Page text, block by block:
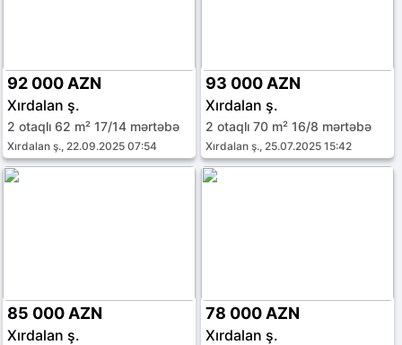
92 000 AZN
Xırdalan ş.
2 otaqlı 62 m² 17/14 mərtəbə
Xırdalan ş., 22.09.2025 07:54
93 000 AZN
Xırdalan ş.
2 otaqlı 70 m² 16/8 mərtəbə
Xırdalan ş., 25.07.2025 15:42
85 000 AZN
Xırdalan ş.
78 000 AZN
Xırdalan ş.